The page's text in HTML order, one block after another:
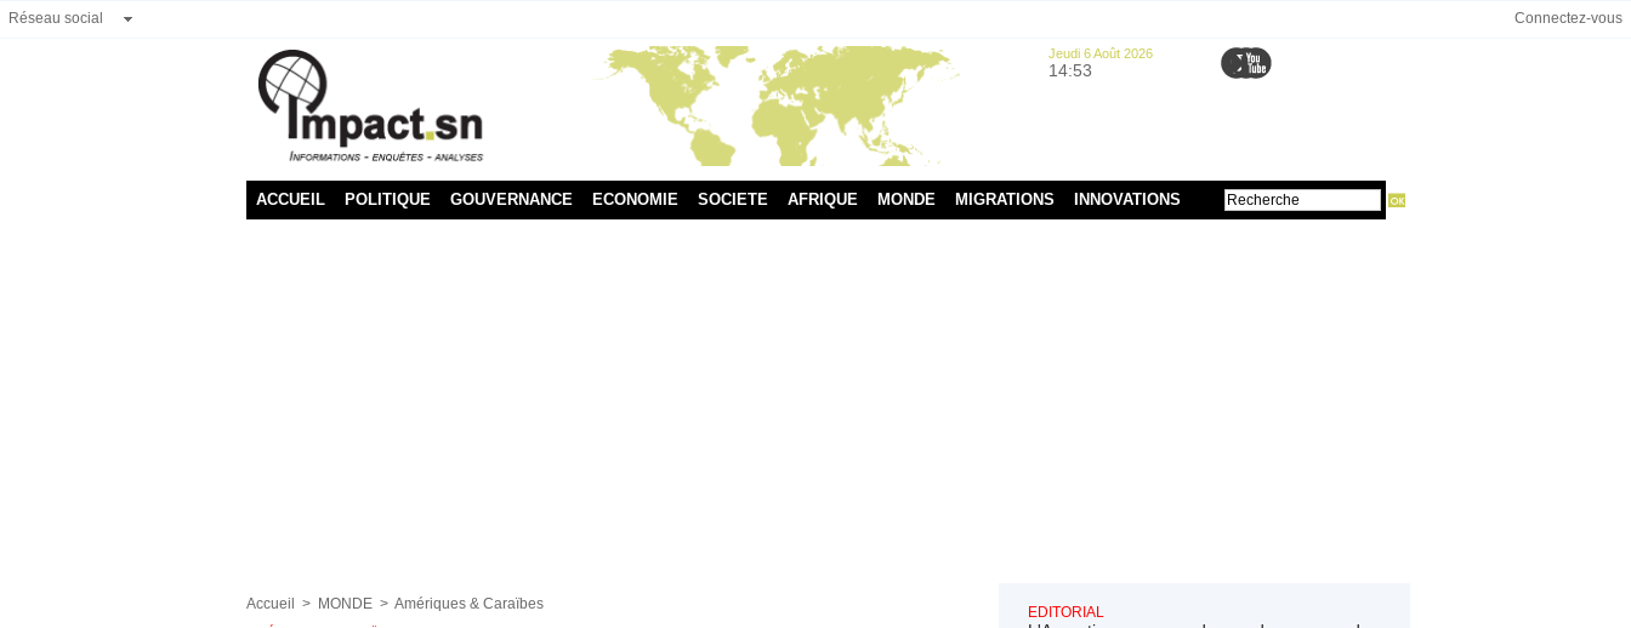
Réseau social Connectez-vous
Jeudi 6 Août 2026
14:53
ACCUEIL POLITIQUE GOUVERNANCE ECONOMIE SOCIETE AFRIQUE MONDE MIGRATIONS INNOVATIONS
Accueil > MONDE > Amériques & Caraïbes EDITORIAL